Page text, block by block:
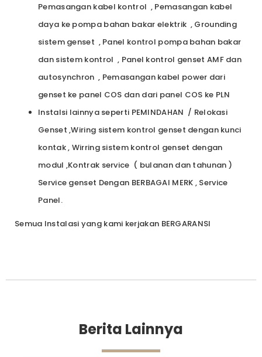
Pemasangan kabel kontrol , Pemasangan kabel
daya ke pompa bahan bakar elektrik , Grounding
sistem genset , Panel kontrol pompa bahan bakar
dan sistem kontrol , Panel kontrol genset AMF dan
autosynchron , Pemasangan kabel power dari
genset ke panel COS dan dari panel COS ke PLN
Instalsi lainnya seperti PEMINDAHAN / Relokasi
Genset ,Wiring sistem kontrol genset dengan kunci
kontak , Wirring sistem kontrol genset dengan
modul ,Kontrak service ( bulanan dan tahunan )
Service genset Dengan BERBAGAI MERK , Service
Panel.
Semua Instalasi yang kami kerjakan BERGARANSI
Berita Lainnya